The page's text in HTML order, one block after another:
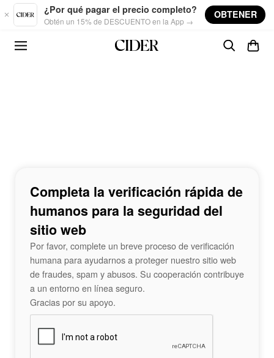
Skip to main content
¿Por qué pagar el precio completo?
Obtén un 15% de DESCUENTO en la App →
OBTENER
Completa la verificación rápida de
humanos para la seguridad del
sitio web
Por favor, complete un breve proceso de verificación
humana para ayudarnos a proteger nuestro sitio web
de fraudes, spam y abusos. Su cooperación contribuye
a un entorno en línea seguro.
Gracias por su apoyo.